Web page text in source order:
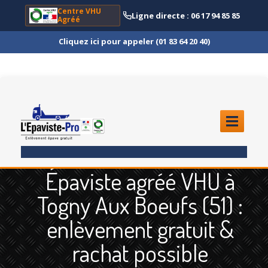
Centre VHU
Agréé
Ligne directe : 06 17 94 85 85
Cliquez ici pour appeler (01 83 64 20 40)
ENLÈVEMENTÉPAVE
Quoi?
Scooteret Moto
Camion et Poids Lourd
Épaviste agréé VHU à
Togny Aux Boeufs (51) :
enlèvement gratuit &
rachat possible